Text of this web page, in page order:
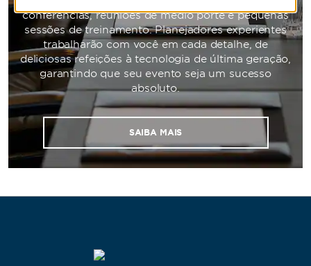
conferências, reuniões de médio porte e pequenas
sessões de treinamento. Planejadores experientes
trabalharão com você em cada detalhe, de
deliciosas refeições à tecnologia de última geração,
garantindo que seu evento seja um sucesso
absoluto.
SAIBA MAIS